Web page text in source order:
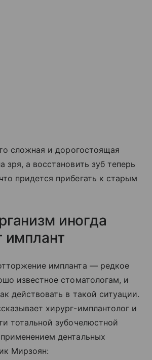
сложная и дорогостоящая
зря, а восстановить зуб теперь
придется прибегать к старым
иногда
имплант
импланта — редкое
известное стоматологам, и
действовать в такой ситуации.
хирург-имплантолог и
тотальной зубочелюстной
дентальных
Мирзоян: